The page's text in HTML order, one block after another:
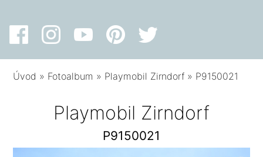
Úvod » Fotoalbum » Playmobil Zirndorf » P9150021
Playmobil Zirndorf
P9150021